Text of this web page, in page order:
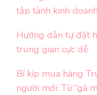
tập tành kinh doanh
Hướng dẫn tự đặt
trung gian cực dễ
Bí kíp mua hàng
người mới: Từ “gà